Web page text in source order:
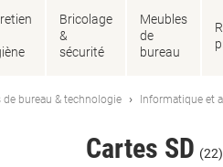
Bricolage
&
sécurité
Meubles
de
bureau
de bureau & technologie Informatique et
Cartes SD (22)